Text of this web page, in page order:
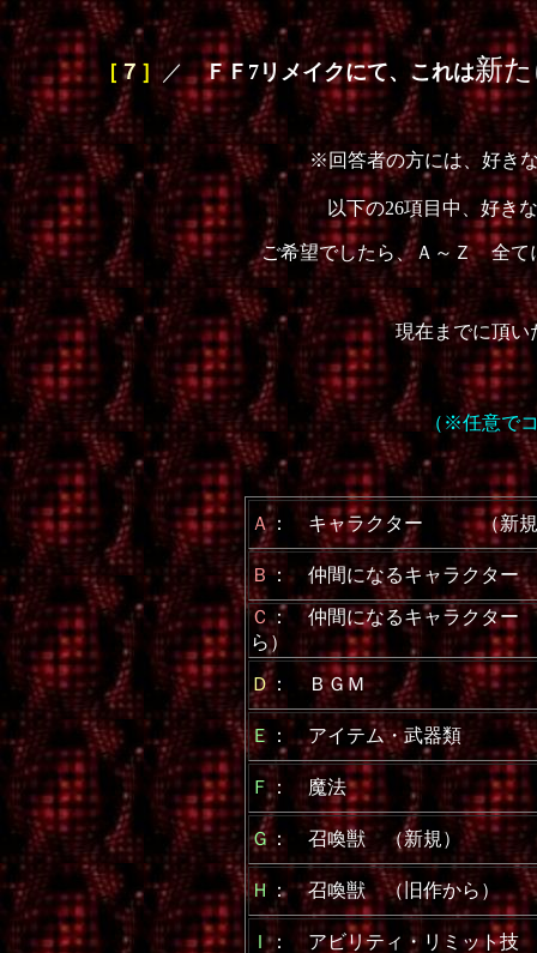
［ ７ ］ ／ＦＦ7リメイクにて、これは新
※回答者の方には、好き
以下の26項目中、好き
ご希望でしたら、Ａ～Ｚ 全て
現在までに頂い
（※任意で
Ａ： キャラクター （新規。
Ｂ： 仲間になるキャラクタ
Ｃ： 仲間になるキャラクター
ら）
Ｄ ： ＢＧＭ
Ｅ ： アイテム・武器類
Ｆ ： 魔法
Ｇ ： 召喚獣 （新規）
Ｈ ： 召喚獣 （旧作から）
Ｉ： アビリティ・リミット技